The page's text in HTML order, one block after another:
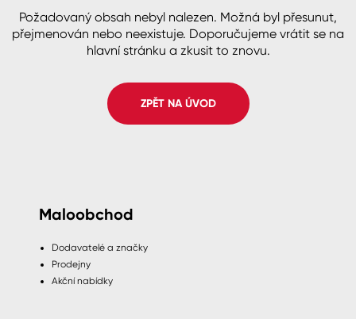
B2B +420 800 145 555Po – Pá: 8:00–15:00
Česko
Slovensko Polsko Worldwide
Stěny
Fasády
Spreje
Požadovaný obsah nebyl nalezen. Možná byl přesunut,
přejmenován nebo neexistuje. Doporučujeme vrátit se na
hlavní stránku a zkusit to znovu.
ZPĚT NA ÚVOD
Maloobchod
Dodavatelé a značky
Prodejny
Akční nabídky